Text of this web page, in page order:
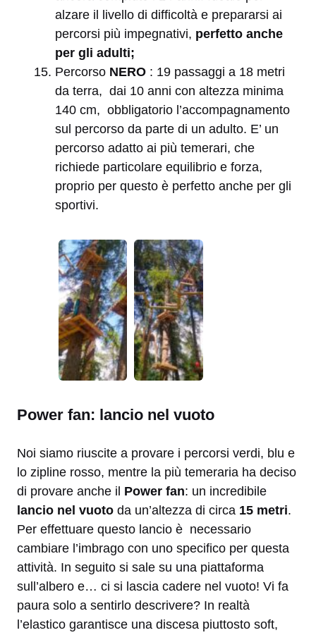
alzare il livello di difficoltà e prepararsi ai
percorsi più impegnativi, perfetto anche
per gli adulti;
Percorso NERO : 19 passaggi a 18 metri
da terra, dai 10 anni con altezza minima
140 cm, obbligatorio l’accompagnamento
sul percorso da parte di un adulto. E’ un
percorso adatto ai più temerari, che
richiede particolare equilibrio e forza,
proprio per questo è perfetto anche per gli
sportivi.
Power fan: lancio nel vuoto
Noi siamo riuscite a provare i percorsi verdi, blu e
lo zipline rosso, mentre la più temeraria ha deciso
di provare anche il Power fan: un incredibile
lancio nel vuoto da un’altezza di circa 15 metri.
Per effettuare questo lancio è necessario
cambiare l’imbrago con uno specifico per questa
attività. In seguito si sale su una piattaforma
sull’albero e… ci si lascia cadere nel vuoto! Vi fa
paura solo a sentirlo descrivere? In realtà
l’elastico garantisce una discesa piuttosto soft,